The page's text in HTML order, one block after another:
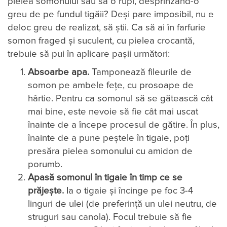
greu de pe fundul tigăii? Deși pare imposibil, nu e
deloc greu de realizat, să știi. Ca să ai în farfurie
somon fraged și suculent, cu pielea crocantă,
trebuie să pui în aplicare pașii următori:
Absoarbe apa. Tamponează fileurile de
somon pe ambele fețe, cu prosoape de
hârtie. Pentru ca somonul să se gătească cât
mai bine, este nevoie să fie cât mai uscat
înainte de a începe procesul de gătire. În plus,
înainte de a pune peștele în tigaie, poți
presăra pielea somonului cu amidon de
porumb.
Apasă somonul în tigaie în timp ce se
prăjește. Ia o tigaie și încinge pe foc 3-4
linguri de ulei (de preferință un ulei neutru, de
struguri sau canola). Focul trebuie să fie